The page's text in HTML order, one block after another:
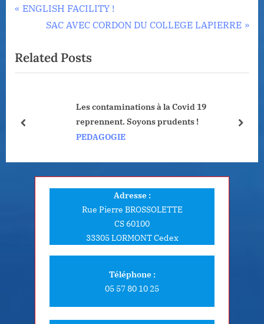
Navigation
l’article
P
v
i
s
ENGLISH FACILITY !
N
x
t
SAC AVEC CORDON DU COLLEGE LAPIERRE
Related Posts
Les contaminations à la Covid 19
reprennent. Soyons prudents !
PEDAGOGIE
prev next
Adresse :
Rue Pierre BROSSOLETTE
CS 60100
33305 LORMONT Cedex
Téléphone :
05 57 80 10 25